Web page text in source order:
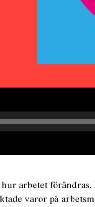
arbetet förändras.
varor på